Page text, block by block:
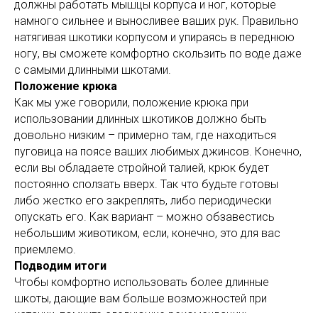
должны работать мышцы корпуса и ног, которые
намного сильнее и выносливее ваших рук. Правильно
натягивая шкотики корпусом и упираясь в переднюю
ногу, вы сможете комфортно скользить по воде даже
с самыми длинными шкотами.
Положение крюка
Как мы уже говорили, положение крюка при
использовании длинных шкотиков должно быть
довольно низким – примерно там, где находиться
пуговица на поясе ваших любимых джинсов. Конечно,
если вы обладаете стройной талией, крюк будет
постоянно сползать вверх. Так что будьте готовы
либо жестко его закреплять, либо периодически
опускать его. Как вариант – можно обзавестись
небольшим животиком, если, конечно, это для вас
приемлемо.
Подводим итоги
Чтобы комфортно использовать более длинные
шкоты, дающие вам больше возможностей при